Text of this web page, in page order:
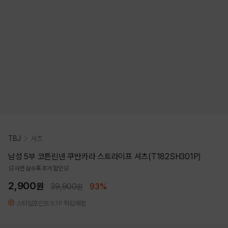
TBJ 셔츠
남성 5부 코튼린넨 쿠반카라 스트라이프 셔츠(T182SH301P)
🛒사면 살수록 추가 할인🛒
2,900원 39,900원 93%
스타일포인트 87P 적립예정